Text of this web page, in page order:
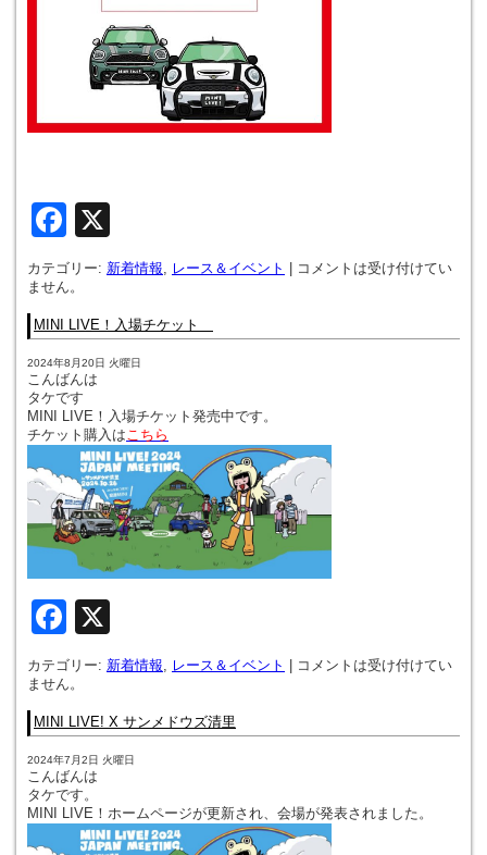
Facebook
カテゴリー: 新着情報, レース＆イベント
コメントは受け付けてい
ません。
MINI LIVE！入場チケット
2024年8月20日 火曜日
こんばんは
タケです
MINI LIVE！入場チケット発売中です。
チケット購入はこちら
Facebook
カテゴリー: 新着情報 レース＆イベント
コメントは受け付けてい
ません。
MINI LIVE! X サンメドウズ清里
2024年7月2日 火曜日
こんばんは
タケです。
MINI LIVE！ホームページが更新され、会場が発表されました。